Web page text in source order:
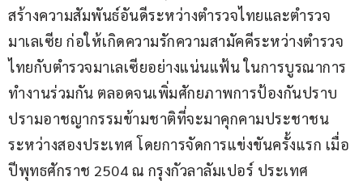
สร้างความสัมพันธ์อันดีระหว่างตำรวจไทยและตำรวจ
มาเลเซีย ก่อให้เกิดความรักความสามัคคีระหว่างตำรวจ
ไทยกับตำรวจมาเลเซียอย่างแน่นแฟ้น ในการบูรณาการ
ทำงานร่วมกัน ตลอดจนเพิ่มศักยภาพการป้องกันปราบ
ปรามอาชญากรรมข้ามชาติที่จะมาคุกคามประชาชน
ระหว่างสองประเทศ โดยการจัดการแข่งขันครั้งแรก เมื่อ
ปีพุทธศักราช 2504 ณ กรุงกัวลาลัมเปอร์ ประเทศ